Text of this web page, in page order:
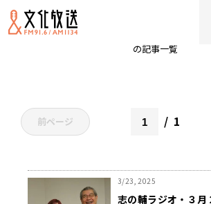
の記事一覧
前ページ 1
3/23, 2025
志の輔ラジオ・３月